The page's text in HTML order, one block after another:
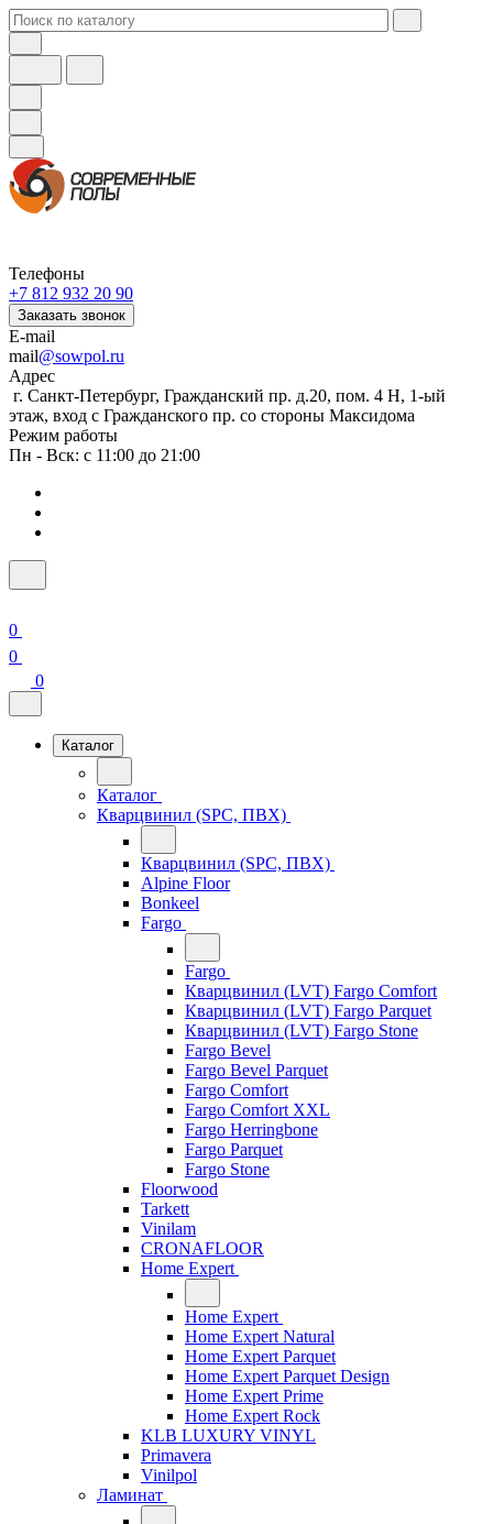
Телефоны
+7 812 932 20 90
Заказать звонок
E-mail
mail@sowpol.ru
Адрес
г. Санкт-Петербург, Гражданский пр. д.20, пом. 4 Н, 1-ый
этаж, вход с Гражданского пр. со стороны Максидома
Режим работы
Пн - Вск: с 11:00 до 21:00
0
0
0
Каталог
Каталог
Кварцвинил (SPC, ПВХ)
Кварцвинил (SPC, ПВХ)
Alpine Floor
Bonkeel
Fargo
Fargo
Кварцвинил (LVT) Fargo Comfort
Кварцвинил (LVT) Fargo Parquet
Кварцвинил (LVT) Fargo Stone
Fargo Bevel
Fargo Bevel Parquet
Fargo Comfort
Fargo Comfort XXL
Fargo Herringbone
Fargo Parquet
Fargo Stone
Floorwood
Tarkett
Vinilam
CRONAFLOOR
Home Expert
Home Expert
Home Expert Natural
Home Expert Parquet
Home Expert Parquet Design
Home Expert Prime
Home Expert Rock
KLB LUXURY VINYL
Primavera
Vinilpol
Ламинат